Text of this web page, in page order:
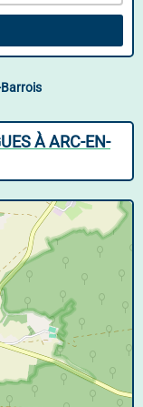
À ARC-EN-